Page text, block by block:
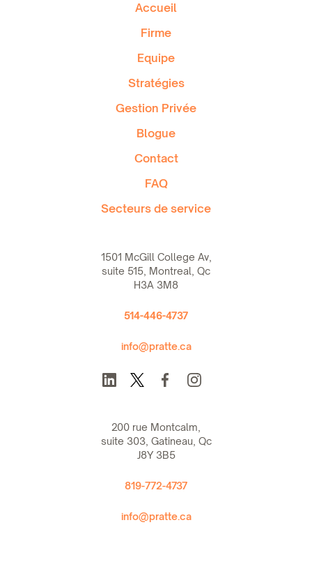
Accueil
Firme
Equipe
Stratégies
Gestion Privée
Blogue
Contact
FAQ
Secteurs de service
1501 McGill College Av,
suite 515, Montreal, Qc
H3A 3M8
514-446-4737
info@pratte.ca
200 rue Montcalm,
suite 303, Gatineau, Qc
J8Y 3B5
819-772-4737
info@pratte.ca